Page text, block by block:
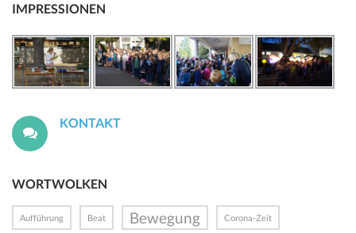
IMPRESSIONEN
KONTAKT
WORTWOLKEN
Aufführung Beat Bewegung Corona-Zeit